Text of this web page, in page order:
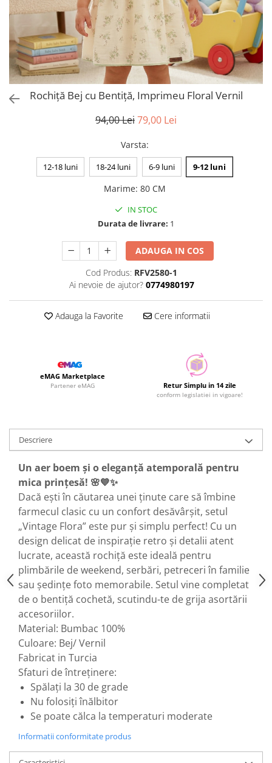
Rochiță Bej cu Bentiță, Imprimeu Floral Vernil
94,00 Lei79,00 Lei
Varsta:
12-18 luni 18-24 luni 6-9 luni 9-12 luni
Marime: 80 CM
IN STOC
Durata de livrare: 1
ADAUGA IN COS
Cod Produs: RFV2580-1
Ai nevoie de ajutor? 0774980197
Adauga la Favorite Cere informatii
eMAG Marketplace
Partener eMAG Retur Simplu in 14 zile
conform legislatiei in vigoare!
Descriere
Un aer boem și o eleganță atemporală pentru
mica prințesă! 🌸💙✨
Dacă ești în căutarea unei ținute care să îmbine
farmecul clasic cu un confort desăvârșit, setul
„Vintage Flora” este pur și simplu perfect! Cu un
design delicat de inspirație retro și detalii atent
lucrate, această rochiță este ideală pentru
plimbările de weekend, serbări, petreceri în familie
sau ședințe foto memorabile. Setul vine completat
de o bentiță cochetă, scutindu-te de grija asortării
accesoriilor.
Material: Bumbac 100%
Culoare: Bej/ Vernil
Fabricat in Turcia
Sfaturi de întreținere:
Spălați la 30 de grade
Nu folosiți înălbitor
Se poate călca la temperaturi moderate
Informatii conformitate produs